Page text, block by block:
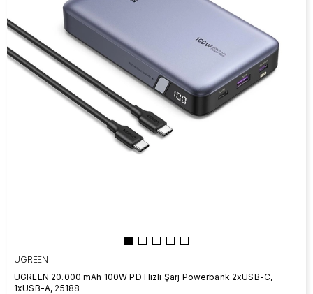
UGREEN
UGREEN 20.000 mAh 100W PD Hızlı Şarj Powerbank 2xUSB-C,
1xUSB-A, 25188